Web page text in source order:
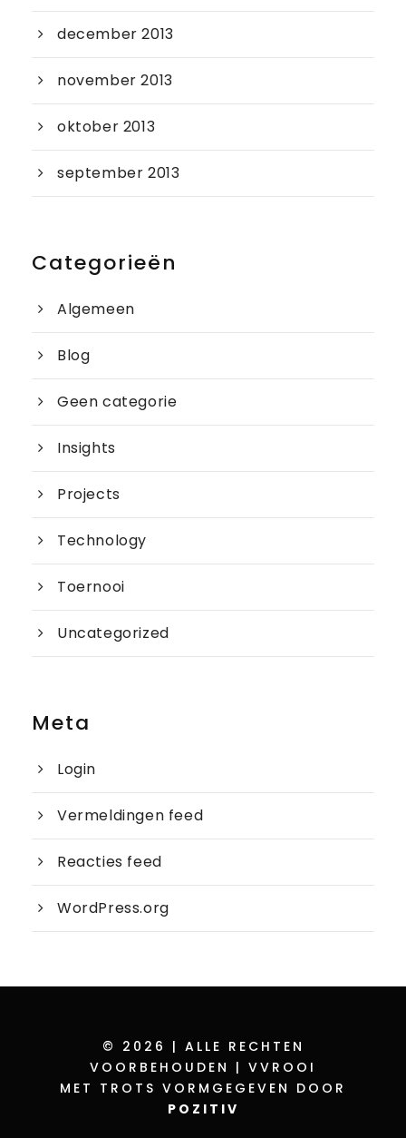
december 2013
november 2013
oktober 2013
september 2013
Categorieën
Algemeen
Blog
Geen categorie
Insights
Projects
Technology
Toernooi
Uncategorized
Meta
Login
Vermeldingen feed
Reacties feed
WordPress.org
© 2026 | ALLE RECHTEN
VOORBEHOUDEN | VVROOI
MET TROTS VORMGEGEVEN DOOR
POZITIV